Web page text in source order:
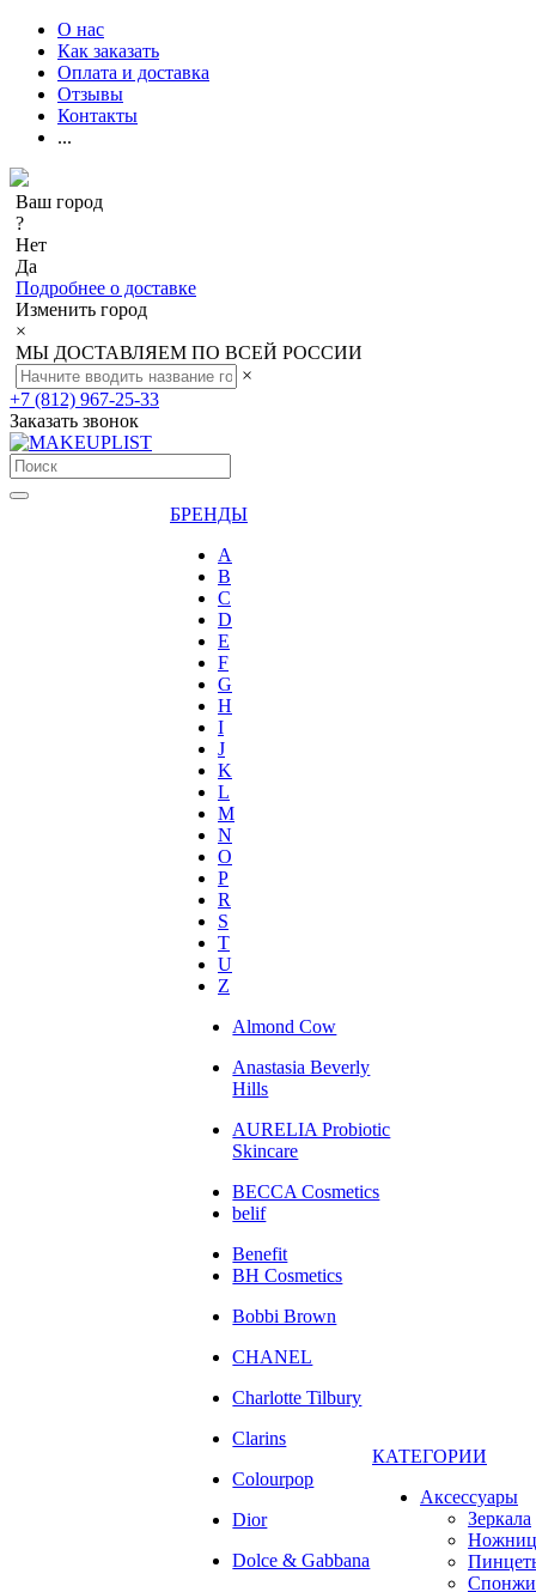
О нас
Как заказать
Оплата и доставка
Отзывы
Контакты
...
Ваш город
?
Нет
Да
Подробнее о доставке
Изменить город
×
МЫ ДОСТАВЛЯЕМ ПО ВСЕЙ РОССИИ
×
+7 (812) 967-25-33
Заказать звонок
БРЕНДЫ
A
B
C
D
E
F
G
H
I
J
K
L
M
N
O
P
R
S
T
U
Z
Almond Cow
Anastasia Beverly
Hills
AURELIA Probiotic
Skincare
BECCA Cosmetics
belif
Benefit
BH Cosmetics
Bobbi Brown
CHANEL
Charlotte Tilbury
Clarins
Colourpop
Dior
Dolce & Gabbana
КАТЕГОРИИ
Аксессуары
Зеркала
Спонжи